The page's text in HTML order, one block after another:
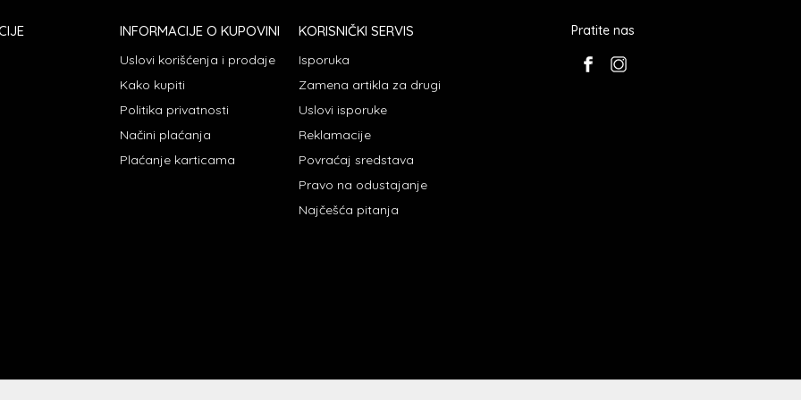
INFORMACIJE O KUPOVINI
Uslovi korišćenja i prodaje
Kako kupiti
Politika privatnosti
Načini plaćanja
Plaćanje karticama
KORISNIČKI SERVIS
Isporuka
Zamena artikla za drugi
Uslovi isporuke
Reklamacije
Povraćaj sredstava
Pravo na odustajanje
Najčešća pitanja
Pratite nas